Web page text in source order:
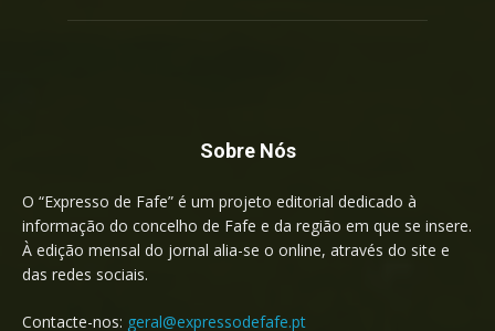
Sobre Nós
O “Expresso de Fafe” é um projeto editorial dedicado à
informação do concelho de Fafe e da região em que se insere.
À edição mensal do jornal alia-se o online, através do site e
das redes sociais.
Contacte-nos: geral@expressodefafe.pt